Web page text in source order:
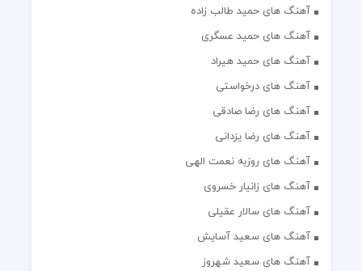
آهنگ های حمید طالب زاده
آهنگ های حمید عسگری
آهنگ های حمید هیراد
آهنگ های درخواستی
آهنگ های رضا صادقی
آهنگ های رضا یزدانی
آهنگ های روزبه نعمت الهی
آهنگ های زانیار خسروی
آهنگ های سالار عقیلی
آهنگ های سعید آسایش
آهنگ های سعید شهروز